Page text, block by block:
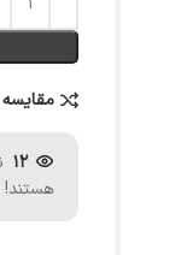
مقایسه
12
هستند!